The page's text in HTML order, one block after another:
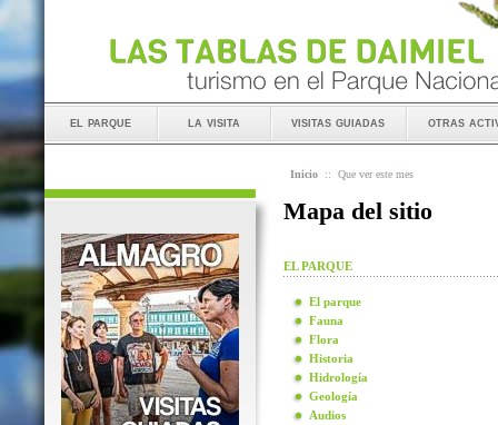
el parque la visita visitas guiadas otras
Inicio :: Que ver este mes
Mapa del sitio
EL PARQUE
El parque
Fauna
Flora
Historia
Hidrología
Geología
Audios